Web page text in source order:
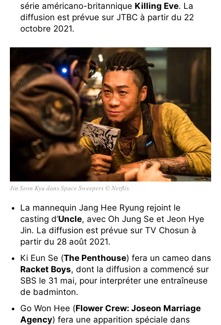
série américano-britannique Killing Eve. La
diffusion est prévue sur JTBC à partir du 22
octobre 2021.
Jin Seon Kyu dans Space Sweepers © Netflix
La mannequin Jang Hee Ryung rejoint le
casting d’Uncle, avec Oh Jung Se et Jeon Hye
Jin. La diffusion est prévue sur TV Chosun à
partir du 28 août 2021.
Ki Eun Se (The Penthouse) fera un cameo dans
Racket Boys, dont la diffusion a commencé sur
SBS le 31 mai, pour interpréter une entraîneuse
de badminton.
Go Won Hee (Flower Crew: Joseon Marriage
Agency) fera une apparition spéciale dans